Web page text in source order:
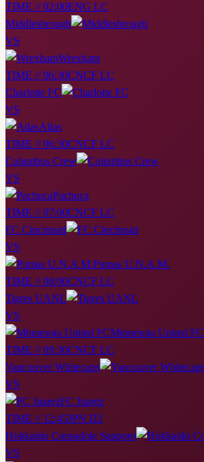
TIME // 02:00ENG LC
Middlesbrough
VS
Wrexham
TIME // 06:30CNCF LC
Charlotte FC
VS
Atlas
TIME // 06:30CNCF LC
Columbus Crew
VS
Pachuca
TIME // 07:00CNCF LC
FC Cincinnati
VS
Pumas U.N.A.M.
TIME // 08:00CNCF LC
Tigres UANL
VS
Minnesota United FC
TIME // 09:30CNCF LC
Vancouver Whitecaps
VS
FC Juarez
TIME // 12:45JPN D2
Hokkaido Consadole Sapporo
VS